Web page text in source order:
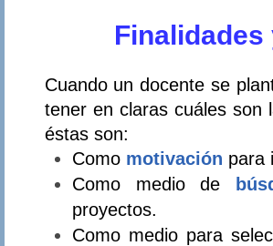
Cuando un docente se
tener en claras cuáles son
éstas son:
Comomotivación para
Como medio de
proyectos.
Como medio para